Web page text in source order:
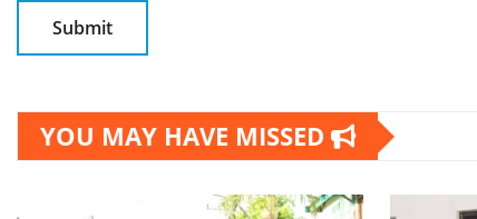
YOU MAY HAVE MISSED